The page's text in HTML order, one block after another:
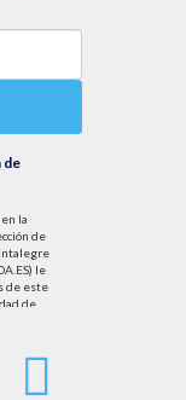
de
la
de
le
de este
de
basará
a